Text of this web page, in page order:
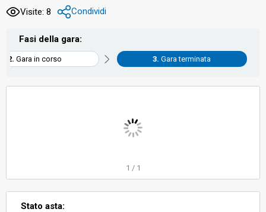
Visite: 8
Condividi
Fasi della gara:
Gara in corso Gara terminata
1 / 1
Stato asta: